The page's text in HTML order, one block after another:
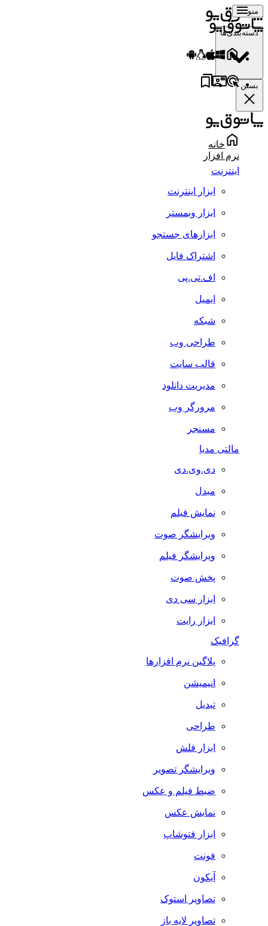
منو
دسته‌بندی‌ها
بستن
خانه
نرم افزار
اینترنت
ابزار اینترنت
ابزار وبمستر
ابزارهای جستجو
اشتراک فایل
اف.تی.پی
ایمیل
شبکه
طراحی وب
قالب سایت
مدیریت دانلود
مرورگر وب
مسنجر
مالتی مدیا
دی.وی.دی
مبدل
نمایش فیلم
ویرایشگر صوت
ویرایشگر فیلم
پخش صوت
ابزار سی دی
ابزار رایت
گرافیک
پلاگین نرم افزارها
انیمیشن
تبدیل
طراحی
ابزار فلش
ویرایشگر تصویر
ضبط فيلم و عكس
نمایش عکس
ابزار فتوشاپ
فونت
آیکون
تصاویر استوک
تصاویر لایه باز